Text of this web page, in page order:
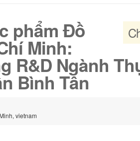
phẩm Đồ
Minh:
R&D Ngành
Bình Tân
vietnam